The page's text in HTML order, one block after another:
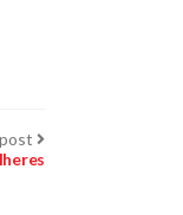
Próximo